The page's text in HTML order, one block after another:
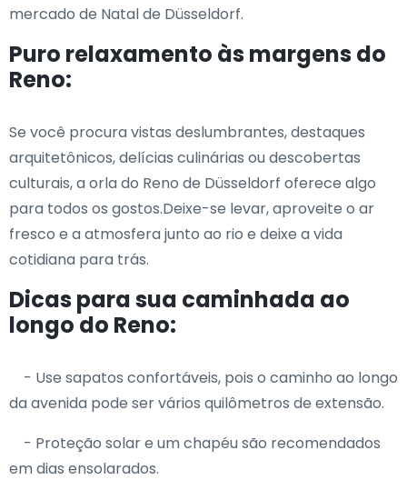
mercado de Natal de Düsseldorf.
Puro relaxamento às margens do
Reno:
Se você procura vistas deslumbrantes, destaques
arquitetônicos, delícias culinárias ou descobertas
culturais, a orla do Reno de Düsseldorf oferece algo
para todos os gostos.Deixe-se levar, aproveite o ar
fresco e a atmosfera junto ao rio e deixe a vida
cotidiana para trás.
Dicas para sua caminhada ao
longo do Reno:
- Use sapatos confortáveis, pois o caminho ao longo
da avenida pode ser vários quilômetros de extensão.
- Proteção solar e um chapéu são recomendados
em dias ensolarados.